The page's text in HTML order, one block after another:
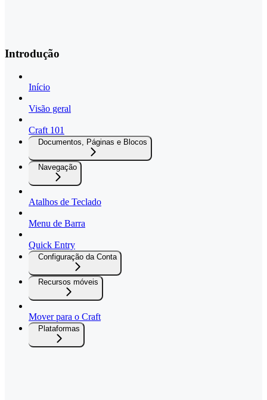
Introdução
Início
Visão geral
Craft 101
Documentos, Páginas e Blocos
Navegação
Atalhos de Teclado
Menu de Barra
Quick Entry
Configuração da Conta
Recursos móveis
Mover para o Craft
Plataformas